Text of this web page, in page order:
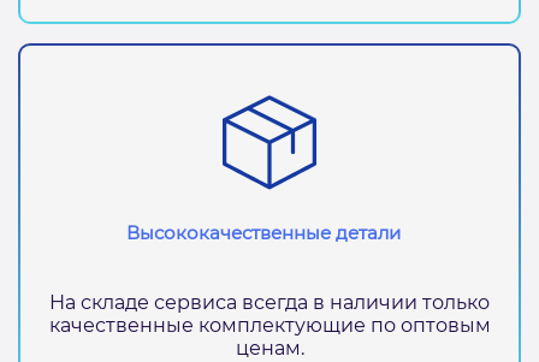
Высококачественные детали
На складе сервиса всегда в наличии только
качественные комплектующие по оптовым
ценам.